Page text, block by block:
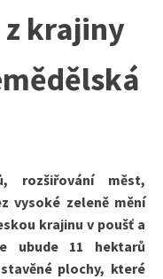
krajiny
rozšiřování měst,
vysoké zeleně mění
krajinu v poušť a
ubude 11 hektarů
plochy, které